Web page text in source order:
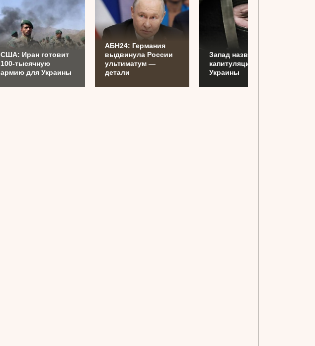
США: Иран готовит
100-тысячную
армию для Украины
АБН24: Германия
выдвинула России
ультиматум —
детали
Запад назвал дату
капитуляции
Украины